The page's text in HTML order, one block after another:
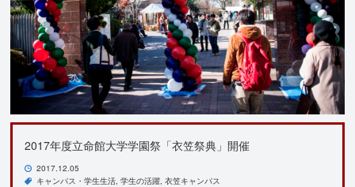
2017年度立命館大学学園祭「衣笠祭典」開催
2017.12.05
キャンパス・学生生活 学生の活躍 衣笠キャンパス